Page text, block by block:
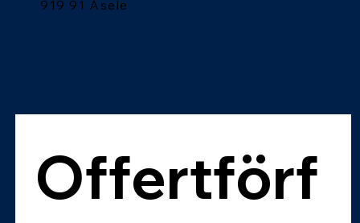
919 91 Åsele
Offertförf